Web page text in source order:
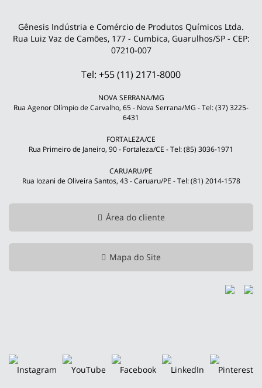
Gênesis Indústria e Comércio de Produtos Químicos Ltda.
Rua Luiz Vaz de Camões, 177 - Cumbica, Guarulhos/SP - CEP:
07210-007
Tel: +55 (11) 2171-8000
NOVA SERRANA/MG
Rua Agenor Olímpio de Carvalho, 65 - Nova Serrana/MG - Tel: (37) 3225-
6431
FORTALEZA/CE
Rua Primeiro de Janeiro, 90 - Fortaleza/CE - Tel: (85) 3036-1971
CARUARU/PE
Rua Iozani de Oliveira Santos, 43 - Caruaru/PE - Tel: (81) 2014-1578
Área do cliente
Mapa do Site